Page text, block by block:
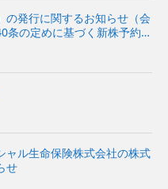
の発行に関するお知らせ（会
の定めに基づく新株予約権
ャル生命保険株式会社の株式
せ